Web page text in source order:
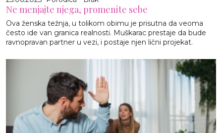
Ne menjajte njega, promenite sebe
Ova ženska težnja, u tolikom obimu je prisutna da veoma
često ide van granica realnosti. Muškarac prestaje da bude
ravnopravan partner u vezi, i postaje njen lični projekat.